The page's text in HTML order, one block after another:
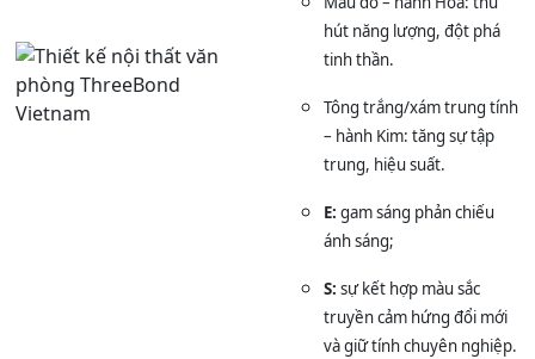
hút năng lượng, đột phá
tinh thần.
Tông trắng/xám trung tính
– hành Kim: tăng sự tập
trung, hiệu suất.
E: gam sáng phản chiếu
ánh sáng;
S: sự kết hợp màu sắc
truyền cảm hứng đổi mới
và giữ tính chuyên nghiệp.